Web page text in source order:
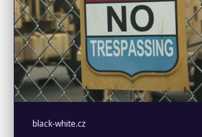
black-white.cz